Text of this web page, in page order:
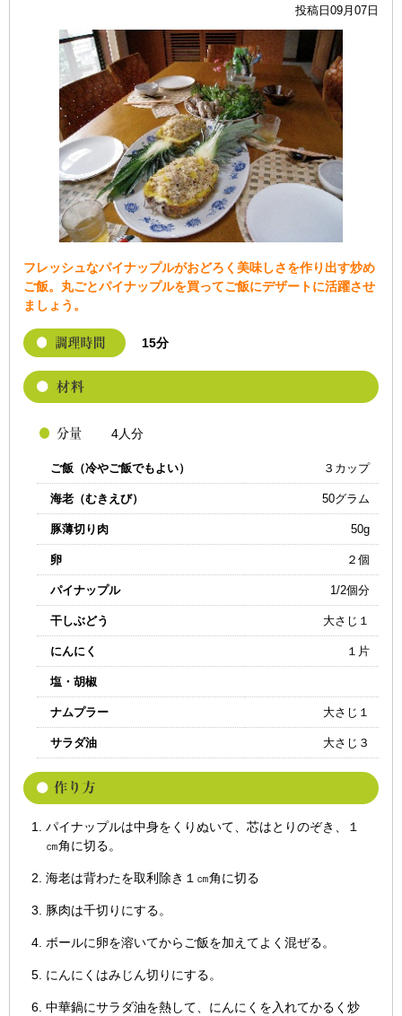
投稿日09月07日
フレッシュなパイナップルがおどろく美味しさを作り出す炒め
ご飯。丸ごとパイナップルを買ってご飯にデザートに活躍させ
ましょう。
15分
4人分
ご飯（冷やご飯でもよい） ３カップ
海老（むきえび） 50グラム
豚薄切り肉 50g
卵 ２個
パイナップル 1/2個分
干しぶどう 大さじ１
にんにく １片
塩・胡椒
ナムプラー 大さじ１
サラダ油 大さじ３
パイナップルは中身をくりぬいて、芯はとりのぞき、１
㎝角に切る。
海老は背わたを取利除き１㎝角に切る
豚肉は千切りにする。
ボールに卵を溶いてからご飯を加えてよく混ぜる。
にんにくはみじん切りにする。
中華鍋にサラダ油を熱して、にんにくを入れてかるく炒